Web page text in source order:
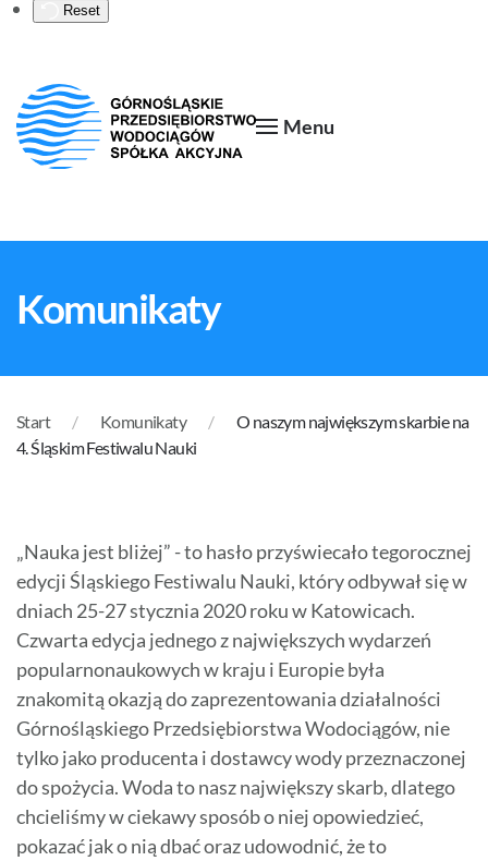
Reset
Menu
Komunikaty
Start Komunikaty
O naszym największym skarbie na
4. Śląskim Festiwalu Nauki
„Nauka jest bliżej” - to hasło przyświecało tegorocznej
edycji Śląskiego Festiwalu Nauki, który odbywał się w
dniach 25-27 stycznia 2020 roku w Katowicach.
Czwarta edycja jednego z największych wydarzeń
popularnonaukowych w kraju i Europie była
znakomitą okazją do zaprezentowania działalności
Górnośląskiego Przedsiębiorstwa Wodociągów, nie
tylko jako producenta i dostawcy wody przeznaczonej
do spożycia. Woda to nasz największy skarb, dlatego
chcieliśmy w ciekawy sposób o niej opowiedzieć,
pokazać jak o nią dbać oraz udowodnić, że to